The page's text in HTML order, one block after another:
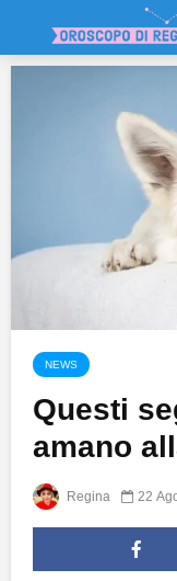
NEWS
Questi
amano
Regina 22